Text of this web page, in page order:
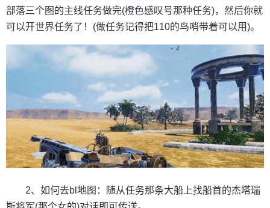
部落三个图的主线任务做完(橙色感叹号那种任务)，然后你就
可以开世界任务了！(做任务记得把110的鸟哨带着可以用)。
2、如何去bl地图：随从任务那条大船上找船首的杰塔瑞